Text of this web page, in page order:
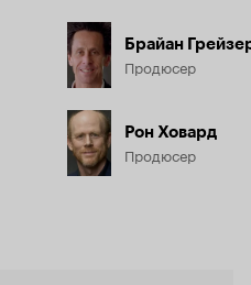
Брайан
Продюсер
Рон Ховард
Продюсер